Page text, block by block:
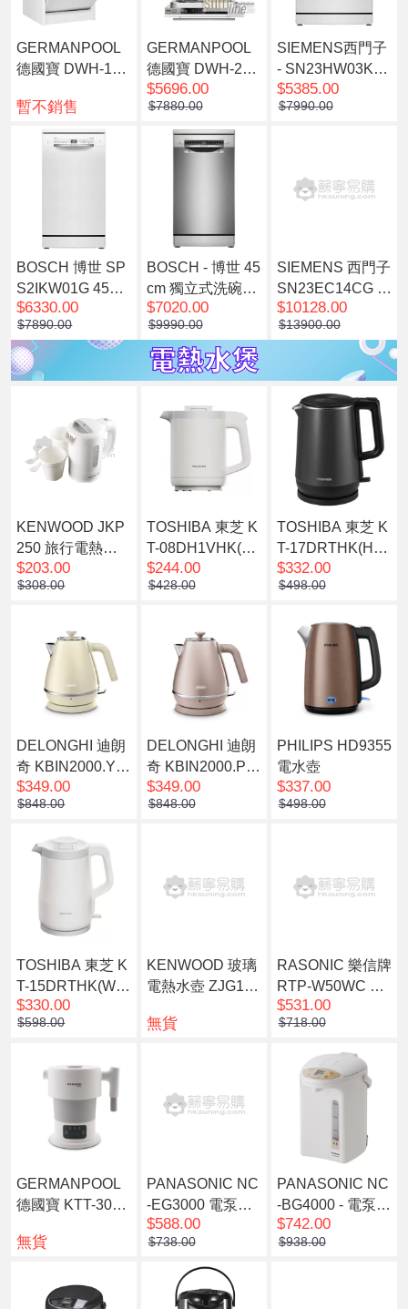
GERMANPOOL
德國寶 DWH-121
嵌入式洗碗碟機
(預計7個工作天內
暫不銷售
GERMANPOOL
德國寶 DWH-221
450mm Slim Line
嵌入式洗碗碟機
(預計7個工作天內
發貨)
$5696.00
$7880.00
SIEMENS西門子
- SN23HW03KE
60厘米 13套標準
餐具 iQ300獨立
$5385.00
$7990.00
BOSCH 博世 SP
S2IKW01G 45厘
米 9套標準餐具 S
eries 2 獨立式洗
碗碟機(預計7個工
作天內發貨)
$6330.00
$7890.00
BOSCH - 博世 45
cm 獨立式洗碗碟
機 SPS4EMI24E
$7020.00
$9990.00
SIEMENS 西門子
SN23EC14CG 6
0厘米獨立式洗碗
機(預計7個工作天
$10128.00
$13900.00
KENWOOD JKP
250 旅行電熱水
壺
$203.00
$308.00
TOSHIBA 東芝 K
T-08DH1VHK(W)
無線雙層電熱水
壺 可鎖壺蓋
$244.00
$428.00
TOSHIBA 東芝 K
T-17DRTHK(H)
無線雙層電熱水
壺 1.7公升
$332.00
$498.00
DELONGHI 迪朗
奇 KBIN2000.Y 1
L 電水壺 黃色
$349.00
$848.00
DELONGHI 迪朗
奇 KBIN2000.PK
1L 電水壺 粉紅色
$349.00
$848.00
PHILIPS HD9355
電水壺
$337.00
$498.00
TOSHIBA 東芝 K
T-15DRTHK(W)
無線雙層電熱水
壺 1.5公升
$330.00
$598.00
KENWOOD 玻璃
電熱水壺 ZJG112
無貨
RASONIC 樂信牌
RTP-W50WC 5
公升電熱水瓶
$531.00
$718.00
GERMANPOOL
德國寶 KTT-309
水壺
無貨
PANASONIC NC
-EG3000 電泵出
水電熱水瓶(3.0公
升)
$588.00
$738.00
PANASONIC NC
-BG4000 - 電泵出
水電熱水瓶 (4.0
公升)
$742.00
$938.00